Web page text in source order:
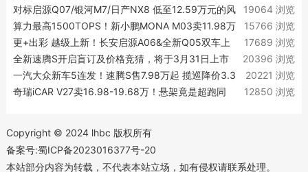
对标启源Q07/银河M7/日产NX8 低至12.59万元的风
云T9L超了谁的车？
19064 浏览
算力最高1500TOPS！新小鹏MONA M03卖11.98万
起
15766 浏览
更+出彩 越级上新！长安启源A06&全新Q05双车上
新实力越级
17689 浏览
全新速腾S开启盲订及价格竞猜，将于3月31日上市
20396 浏览
一汽大众新车5连发！速腾S售7.98万起 揽巡降价3.3
万
20221 浏览
奇瑞iCAR V27卖16.98-19.68万！悬架竟是超跑同
12850 浏览
Copyright © 2024 lhbc 版权所有
备案号:蜀ICP备2023016377号-20
本站部分内容为转载，不代表本站立场，如有侵权请联系处理。